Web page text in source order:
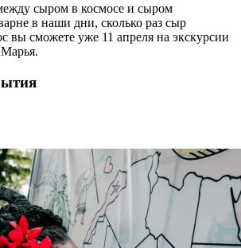
сыром в космосе и сыром
в наши дни, сколько раз сыр
вы сможете уже 11 апреля на экскурсии